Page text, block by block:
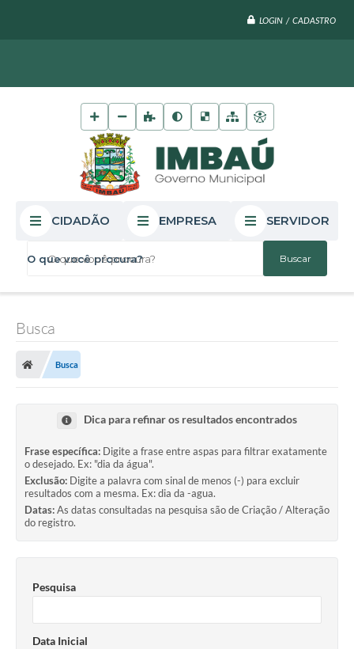
LOGIN / CADASTRO
O que você procura?
CIDADÃO EMPRESA SERVIDOR
Busca
Busca
Dica para refinar os resultados encontrados
Frase específica: Digite a frase entre aspas para filtrar exatamente
o desejado. Ex: "dia da água".
Exclusão: Digite a palavra com sinal de menos (-) para excluir
resultados com a mesma. Ex: dia da -agua.
Datas:As datas consultadas na pesquisa são de Criação / Alteração
do registro.
Pesquisa
Data Inicial